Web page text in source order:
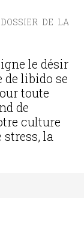
DE LA
le désir
de libido se
toute
de
culture
la